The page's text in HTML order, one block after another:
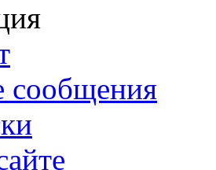
сообщения